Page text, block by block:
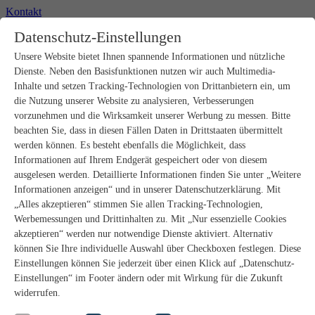
Kontakt
Produkte
Rohbau
Estrichverlegung
Untergrundvorbereitung
Bodenspachtelmassen
Abdichtungen
Fliesenkleber
Fugenmörtel
Fugendichtstoffe
Natursteinverlegung
Bodenbelags- und Parkettklebstoffe
Wandspachtelmassen
Werkzeug
Zubehör
PANDOMO
wedi Produkte
Marine Produkte
Service
Datenschutz-Einstellungen
Unsere Website bietet Ihnen spannende Informationen und nützliche
Dienste. Neben den Basisfunktionen nutzen wir auch Multimedia-
Inhalte und setzen Tracking-Technologien von Drittanbietern ein, um
die Nutzung unserer Website zu analysieren, Verbesserungen
vorzunehmen und die Wirksamkeit unserer Werbung zu messen. Bitte
beachten Sie, dass in diesen Fällen Daten in Drittstaaten übermittelt
werden können. Es besteht ebenfalls die Möglichkeit, dass
Informationen auf Ihrem Endgerät gespeichert oder von diesem
ausgelesen werden. Detaillierte Informationen finden Sie unter „Weitere
Informationen anzeigen“ und in unserer Datenschutzerklärung. Mit
„Alles akzeptieren“ stimmen Sie allen Tracking-Technologien,
Werbemessungen und Drittinhalten zu. Mit „Nur essenzielle Cookies
akzeptieren“ werden nur notwendige Dienste aktiviert. Alternativ
können Sie Ihre individuelle Auswahl über Checkboxen festlegen. Diese
Einstellungen können Sie jederzeit über einen Klick auf „Datenschutz-
Einstellungen“ im Footer ändern oder mit Wirkung für die Zukunft
widerrufen.